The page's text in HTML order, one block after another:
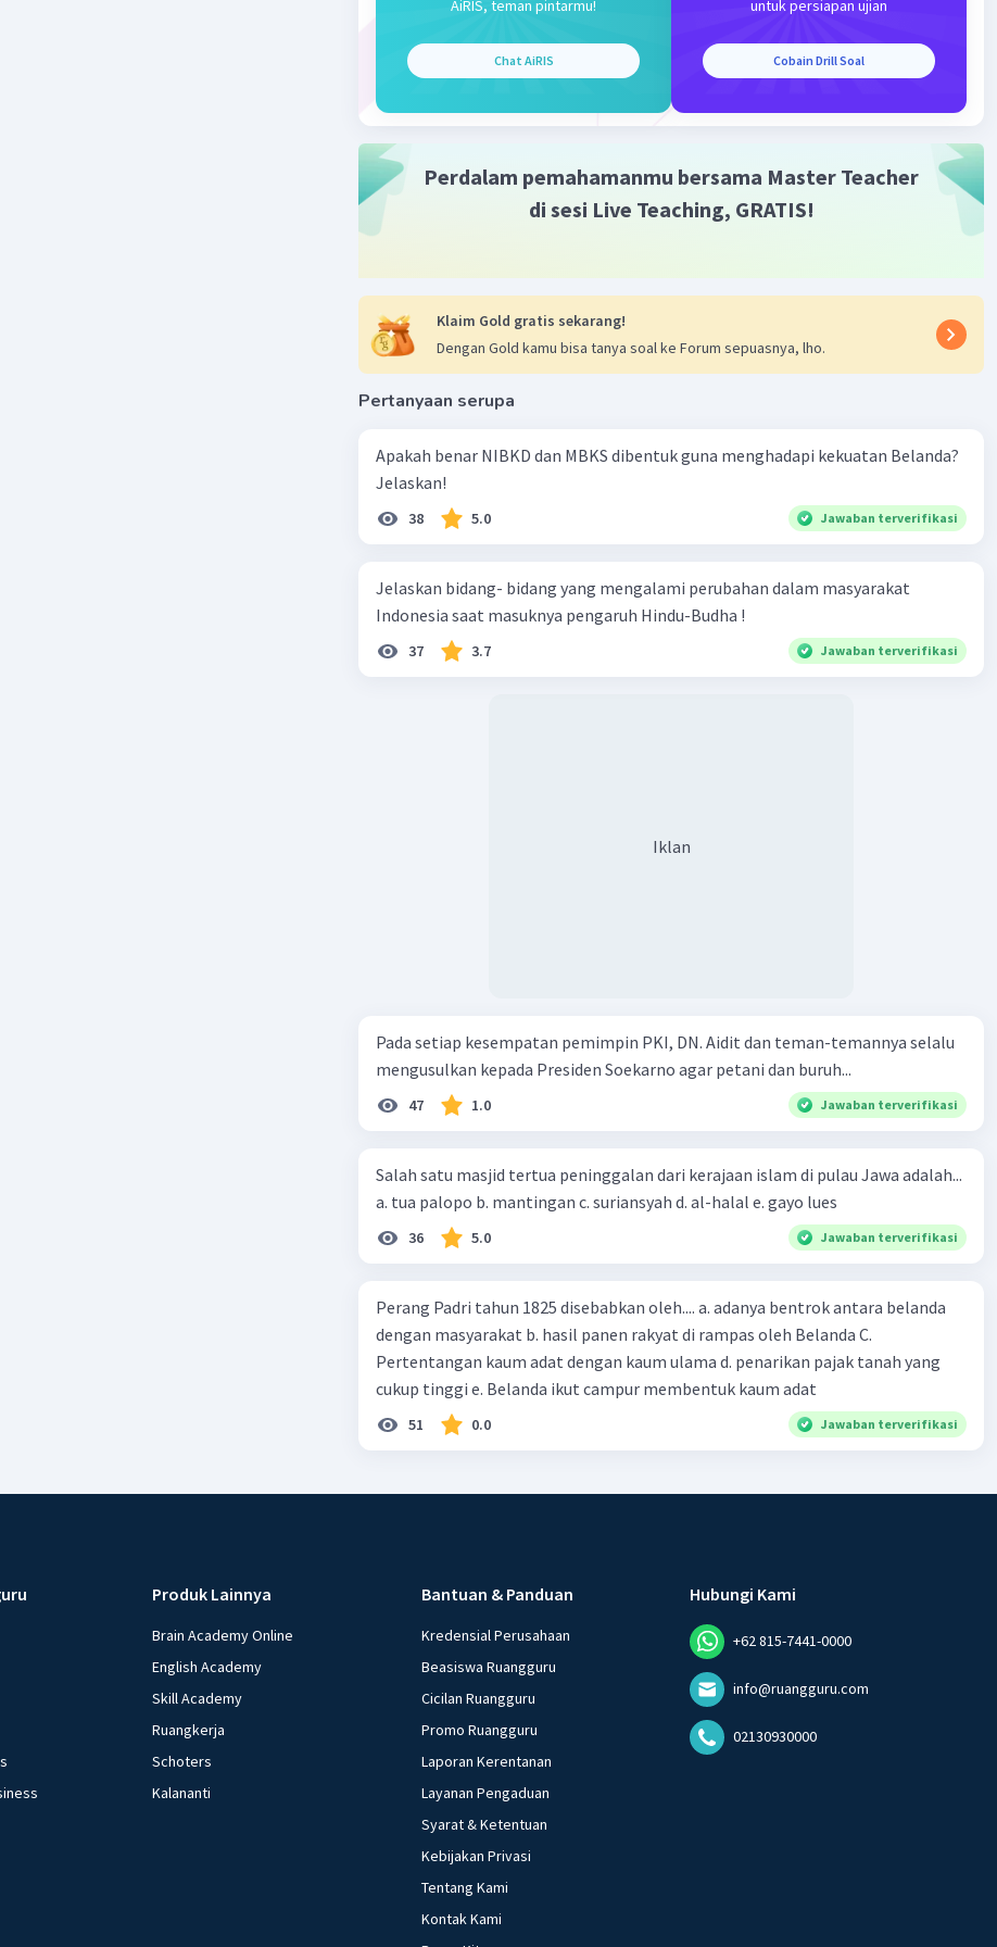
Meskipun CENTO telah dibubarkan, namun pakta ini tetap memiliki
Tengah.
Beri Rating·0.0(0) Balas
Iklan
AiRIS, teman pintarmu!
Chat AiRIS
untuk persiapan ujian
Cobain Drill Soal
Perdalam pemahamanmu bersama Master Teacher
di sesi Live Teaching, GRATIS!
Klaim Gold gratis sekarang!
Dengan Gold kamu bisa tanya soal ke Forum sepuasnya, lho.
Pertanyaan serupa
Apakah benar NIBKD dan MBKS dibentuk guna menghadapi kekuatan Belanda?
Jelaskan!
38 5.0 Jawaban terverifikasi
Jelaskan bidang- bidang yang mengalami perubahan dalam masyarakat
Indonesia saat masuknya pengaruh Hindu-Budha !
37 3.7 Jawaban terverifikasi
Iklan
Pada setiap kesempatan pemimpin PKI, DN. Aidit dan teman-temannya selalu
mengusulkan kepada Presiden Soekarno agar petani dan buruh...
47 1.0 Jawaban terverifikasi
Salah satu masjid tertua peninggalan dari kerajaan islam di pulau Jawa adalah...
a. tua palopo b. mantingan c. suriansyah d. al-halal e. gayo lues
36 5.0 Jawaban terverifikasi
Perang Padri tahun 1825 disebabkan oleh.... a. adanya bentrok antara belanda
dengan masyarakat b. hasil panen rakyat di rampas oleh Belanda C.
Pertentangan kaum adat dengan kaum ulama d. penarikan pajak tanah yang
cukup tinggi e. Belanda ikut campur membentuk kaum adat
51 0.0 Jawaban terverifikasi
Produk Lainnya
Brain Academy Online
English Academy
Skill Academy
Ruangkerja
Schoters
Kalananti
Bantuan & Panduan
Kredensial Perusahaan
Beasiswa Ruangguru
Cicilan Ruangguru
Promo Ruangguru
Laporan Kerentanan
Layanan Pengaduan
Syarat & Ketentuan
Kebijakan Privasi
Tentang Kami
Kontak Kami
Hubungi Kami
+62 815-7441-0000
info@ruangguru.com
02130930000